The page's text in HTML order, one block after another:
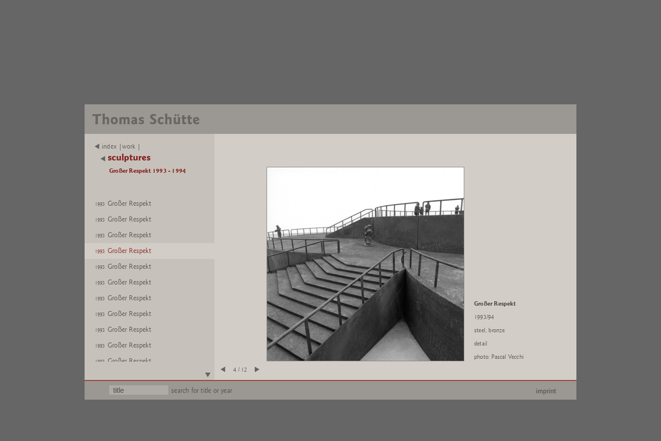
index |work |
sculptures
Großer Respekt 1993 - 1994
1993 Großer Respekt
1993 Großer Respekt
1993 Großer Respekt
1993 Großer Respekt
1993 Großer Respekt
1993 Großer Respekt
1993 Großer Respekt
1993 Großer Respekt
1993 Großer Respekt
1993 Großer Respekt
1993 Großer Respekt
Großer Respekt
1993/94
steel, bronze
detail
photo: Pascal Vecchi
4 / 12
search for title or year